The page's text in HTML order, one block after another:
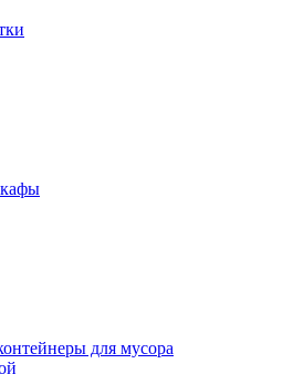
для мусора